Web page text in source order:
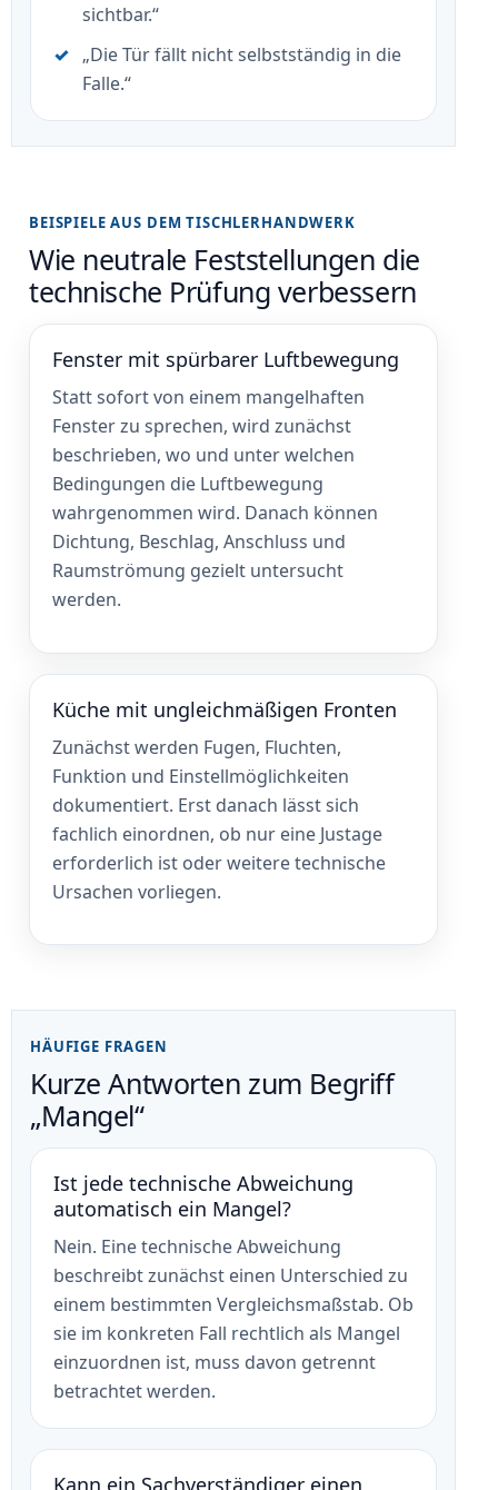
sichtbar.“
„Die Tür fällt nicht selbstständig in die
Falle.“
BEISPIELE AUS DEM TISCHLERHANDWERK
Wie neutrale Feststellungen die
technische Prüfung verbessern
Fenster mit spürbarer Luftbewegung
Statt sofort von einem mangelhaften
Fenster zu sprechen, wird zunächst
beschrieben, wo und unter welchen
Bedingungen die Luftbewegung
wahrgenommen wird. Danach können
Dichtung, Beschlag, Anschluss und
Raumströmung gezielt untersucht
werden.
Küche mit ungleichmäßigen Fronten
Zunächst werden Fugen, Fluchten,
Funktion und Einstellmöglichkeiten
dokumentiert. Erst danach lässt sich
fachlich einordnen, ob nur eine Justage
erforderlich ist oder weitere technische
Ursachen vorliegen.
HÄUFIGE FRAGEN
Kurze Antworten zum Begriff
„Mangel“
Ist jede technische Abweichung
automatisch ein Mangel?
Nein. Eine technische Abweichung
beschreibt zunächst einen Unterschied zu
einem bestimmten Vergleichsmaßstab. Ob
sie im konkreten Fall rechtlich als Mangel
einzuordnen ist, muss davon getrennt
betrachtet werden.
Kann ein Sachverständiger einen